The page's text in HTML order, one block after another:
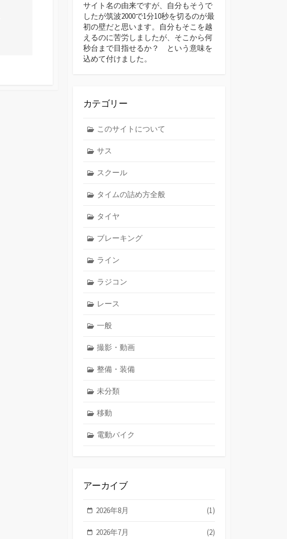
サイト名の由来ですが、自分もそうで
したが筑波2000で1分10秒を切るのが最
初の壁だと思います。自分もそこを越
えるのに苦労しましたが、そこから何
秒台まで目指せるか？ という意味を
込めて付けました。
カテゴリー
このサイトについて
サス
スクール
タイムの詰め方全般
タイヤ
ブレーキング
ライン
ラジコン
レース
一般
撮影・動画
整備・装備
未分類
移動
電動バイク
アーカイブ
2026年8月 (1)
2026年7月 (2)